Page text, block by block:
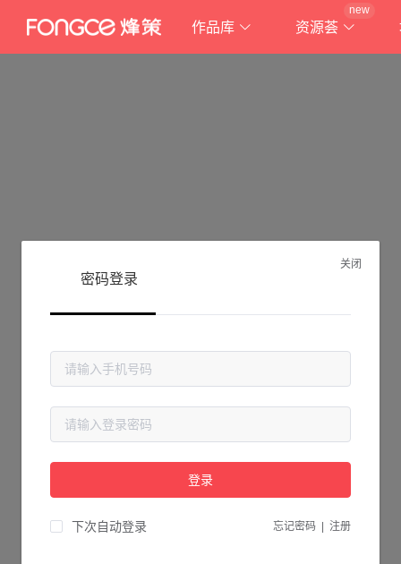
作品库 资源荟
new
抱歉!
请检查您输入的网址是否正确，或点击下面的按钮返回首页。
关闭
密码登录
登录
下次自动登录 忘记密码 注册